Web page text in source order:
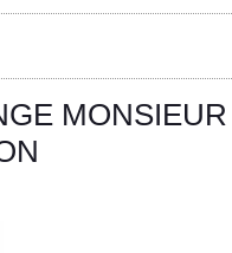
MONSIEUR